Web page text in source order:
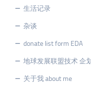
生活记录
杂谈
donate list form EDA
地球发展联盟技术 企
关于我 about me